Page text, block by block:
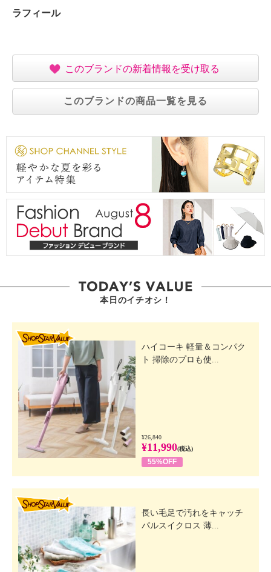
【原産国（地）】
ラフィール
このブランドの新着情報を受け取る
このブランドの商品一覧を見る
本日のイチオシ！
ハイコーキ 軽量＆コンパク
ト 掃除のプロも使...
¥26,840
¥11,990(税込)
55%OFF
長い毛足で汚れをキャッチ
パルスイクロス 薄...